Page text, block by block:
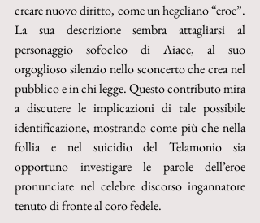
creare nuovo diritto, come un hegeliano “eroe”.
La sua descrizione sembra attagliarsi al
personaggio sofocleo di Aiace, al suo
orgoglioso silenzio nello sconcerto che crea nel
pubblico e in chi legge. Questo contributo mira
a discutere le implicazioni di tale possibile
identificazione, mostrando come più che nella
follia e nel suicidio del Telamonio sia
opportuno investigare le parole dell’eroe
pronunciate nel celebre discorso ingannatore
tenuto di fronte al coro fedele.